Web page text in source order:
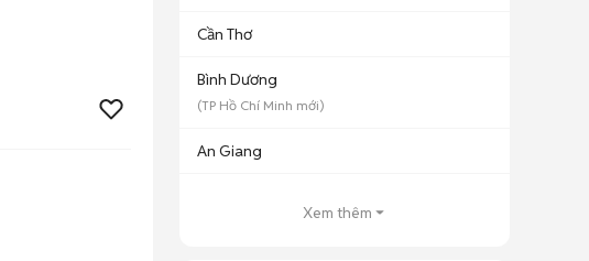
Cần Thơ
Bình Dương
(TP Hồ Chí Minh mới)
An Giang
Xem thêm